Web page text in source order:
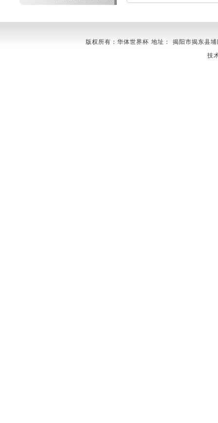
版权所有：华体世界杯 地址： 揭阳市揭东县
技